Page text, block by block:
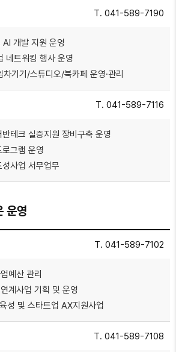
T. 041-589-7190
AI 개발 지원 운영
네트워킹 행사 운영
기기/스튜디오/북카페 운영·관리
T. 041-589-7116
테크 실증지원 장비구축 운영
그램 운영
사업 서무업무
운영
T. 041-589-7102
예산 관리
계사업 기획 및 운영
성 및 스타트업 AX지원사업
T. 041-589-7108